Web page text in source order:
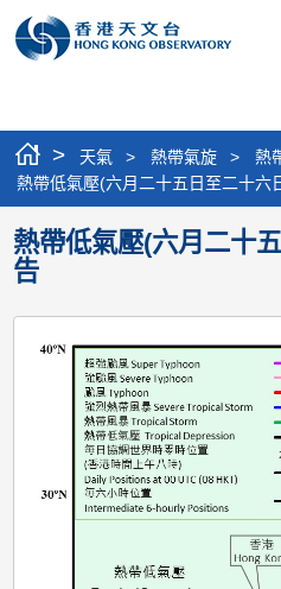
> 天氣 > 熱帶氣旋 > 熱
熱帶低氣壓(六月二十五日至二十六
熱帶低氣壓(六月二十
告